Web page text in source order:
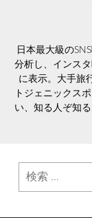
日本最大級の
分析し、インス
に表示。大手旅
トジェニックス
い、知る人ぞ知